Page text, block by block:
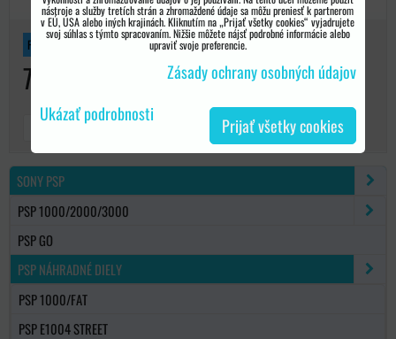
PSP GO
70 €
DO KOŠÍKA
SONY PSP
PSP 1000/2000/3000
PSP GO
PSP NÁHRADNÉ DIELY
PSP 1000/FAT
PSP E1004 STREET
nástroje a služby tretích strán a zhromaždené údaje sa môžu preniesť k partnerom
v EÚ, USA alebo iných krajinách. Kliknutím na „Prijať všetky cookies“ vyjadrujete
svoj súhlas s týmto spracovaním. Nižšie môžete nájsť podrobné informácie alebo
upraviť svoje preferencie.
Zásady ochrany osobných údajov
Ukázať podrobnosti
Prijať všetky cookies